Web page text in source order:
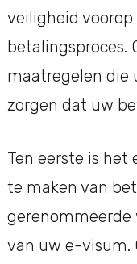
veiligheid
betalingsproces.
maatregelen die
zorgen dat uw
Ten eerste is het
te maken van
gerenommeerde
van uw e-visum.